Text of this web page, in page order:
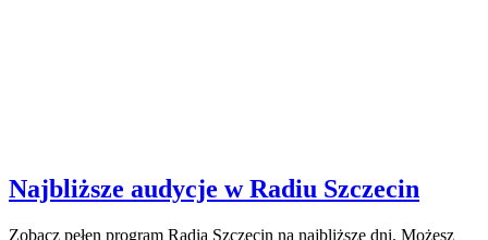
Najbliższe audycje w Radiu Szczecin
Zobacz pełen program Radia Szczecin na najbliższe dni. Możesz